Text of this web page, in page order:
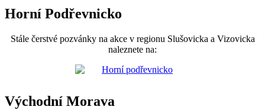
Horní Podřevnicko
Stále čerstvé pozvánky na akce v regionu Slušovicka a Vizovicka
naleznete na:
Východní Morava